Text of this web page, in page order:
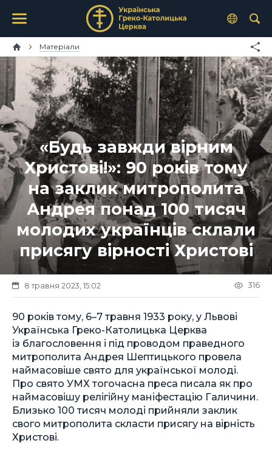
Матеріали
«Будь завжди вірним
Христові!»: 90 років тому
на заклик митрополита
Андрея понад 100 тисяч
молодих українців склали
присягу вірності Христові
8 травня 2023, 15:02 316
90 років тому, 6–7 травня 1933 року, у Львові
Українська Греко-Католицька Церква
із благословення і під проводом праведного
митрополита Андрея Шептицького провела
наймасовіше свято для української молоді.
Про свято УМХ тогочасна преса писала як про
наймасовішу релігійну маніфестацію Галичини.
Близько 100 тисяч молоді прийняли заклик
свого митрополита скласти присягу на вірність
Христові.